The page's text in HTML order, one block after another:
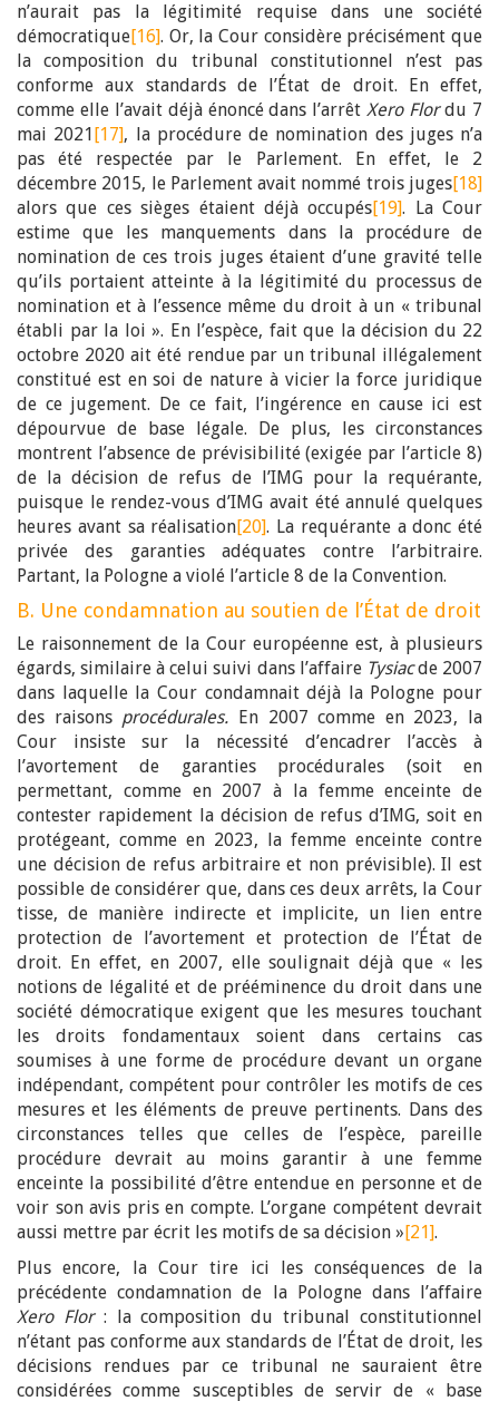
n’aurait pas la légitimité requise dans une société
démocratique[16]. Or, la Cour considère précisément que
la composition du tribunal constitutionnel n’est pas
conforme aux standards de l’État de droit. En effet,
comme elle l’avait déjà énoncé dans l’arrêtXero Flordu 7
mai 2021[17], la procédure de nomination des juges n’a
pas été respectée par le Parlement. En effet, le 2
décembre 2015, le Parlement avait nommé trois juges[18]
alors que ces sièges étaient déjà occupés[19]. La Cour
estime que les manquements dans la procédure de
nomination de ces trois juges étaient d’une gravité telle
qu’ils portaient atteinte à la légitimité du processus de
nomination et à l’essence même du droit à un « tribunal
établi par la loi ». En l’espèce, fait que la décision du 22
octobre 2020 ait été rendue par un tribunal illégalement
constitué est en soi de nature à vicier la force juridique
de ce jugement. De ce fait, l’ingérence en cause ici est
dépourvue de base légale. De plus, les circonstances
montrent l’absence de prévisibilité (exigée par l’article 8)
de la décision de refus de l’IMG pour la requérante,
puisque le rendez-vous d’IMG avait été annulé quelques
heures avant sa réalisation[20]. La requérante a donc été
privée des garanties adéquates contre l’arbitraire.
Partant, la Pologne a violé l’article 8 de la Convention.
B. Une condamnation au soutien de l’État de droit
Le raisonnement de la Cour européenne est, à plusieurs
égards, similaire à celui suivi dans l’affaire Tysiacde 2007
dans laquelle la Cour condamnait déjà la Pologne pour
des raisons procédurales. En 2007 comme en 2023, la
Cour insiste sur la nécessité d’encadrer l’accès à
l’avortement de garanties procédurales (soit en
permettant, comme en 2007 à la femme enceinte de
contester rapidement la décision de refus d’IMG, soit en
protégeant, comme en 2023, la femme enceinte contre
une décision de refus arbitraire et non prévisible). Il est
possible de considérer que, dans ces deux arrêts, la Cour
tisse, de manière indirecte et implicite, un lien entre
protection de l’avortement et protection de l’État de
droit. En effet, en 2007, elle soulignait déjà que « les
notions de légalité et de prééminence du droit dans une
société démocratique exigent que les mesures touchant
les droits fondamentaux soient dans certains cas
soumises à une forme de procédure devant un organe
indépendant, compétent pour contrôler les motifs de ces
mesures et les éléments de preuve pertinents. Dans des
circonstances telles que celles de l’espèce, pareille
procédure devrait au moins garantir à une femme
enceinte la possibilité d’être entendue en personne et de
voir son avis pris en compte. L’organe compétent devrait
aussi mettre par écrit les motifs de sa décision »[21].
Plus encore, la Cour tire ici les conséquences de la
précédente condamnation de la Pologne dans l’affaire
Xero Flor: la composition du tribunal constitutionnel
n’étant pas conforme aux standards de l’État de droit, les
décisions rendues par ce tribunal ne sauraient être
considérées comme susceptibles de servir de « base